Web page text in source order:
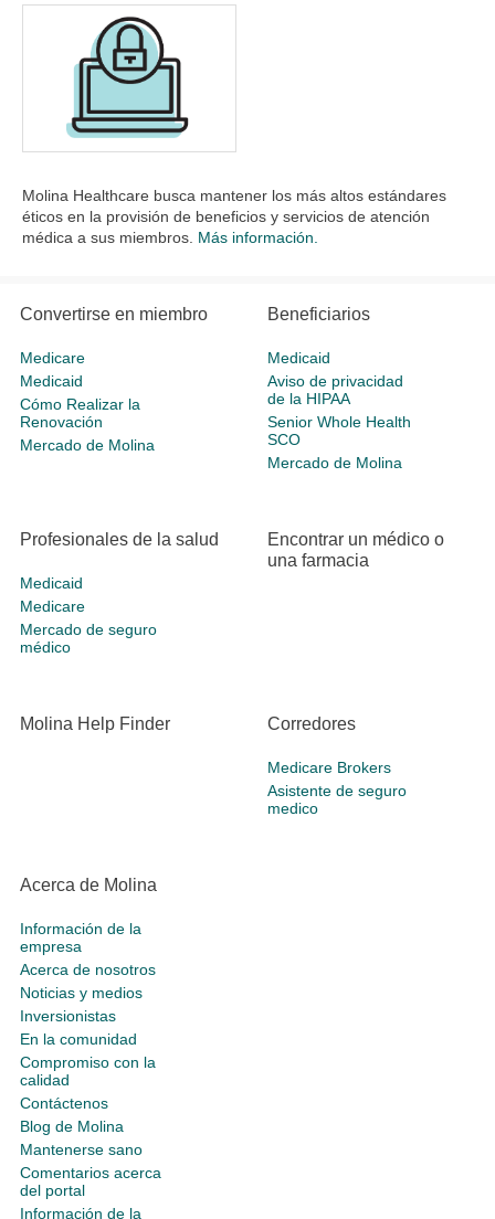
Molina Healthcare busca mantener los más altos estándares
éticos en la provisión de beneficios y servicios de atención
médica a sus miembros. Más información.
Convertirse en miembro
Medicare
Medicaid
Cómo Realizar la
Renovación
Mercado de Molina
Beneficiarios
Medicaid
Aviso de privacidad
de la HIPAA
Senior Whole Health
SCO
Mercado de Molina
Profesionales de la salud
Medicaid
Medicare
Mercado de seguro
médico
Encontrar un médico o
una farmacia
Molina Help Finder Corredores
Medicare Brokers
Asistente de seguro
medico
Acerca de Molina
Información de la
empresa
Acerca de nosotros
Noticias y medios
Inversionistas
En la comunidad
Compromiso con la
calidad
Contáctenos
Blog de Molina
Mantenerse sano
Comentarios acerca
del portal
Información de la